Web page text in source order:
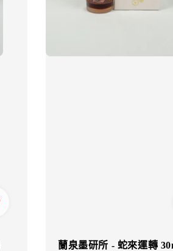
蘭泉墨研所 - 蛇來運轉